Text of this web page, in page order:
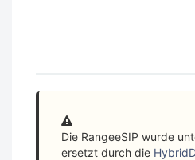
Die RangeeSIP wurde
ersetzt durch die